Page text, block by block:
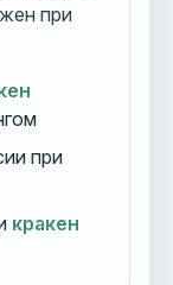
при
при
кракен